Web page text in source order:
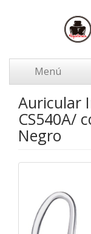
Menú
Auricular
CS540A/
Negro